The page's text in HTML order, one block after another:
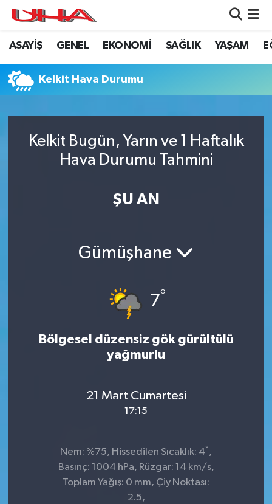
ASAYİŞ GENEL EKONOMİ SAĞLIK YAŞAM
Kelkit Hava Durumu
Kelkit Bugün, Yarın ve 1 Haftalık
Hava Durumu Tahmini
ŞU AN
Gümüşhane
7°
Bölgesel düzensiz gök gürültülü
yağmurlu
21 Mart Cumartesi
17:15
Nem: %75, Hissedilen Sıcaklık: 4° ,
Basınç: 1004 hPa, Rüzgar: 14 km/s,
Toplam Yağış: 0 mm, Çiy Noktası:
2.5,
ASAYİŞ
GÜNDEM
YAŞAM
HABERDE İNSAN
KÜLTÜR-SANAT
Magazin
Nöbetçi Eczaneler
Hava Durumu
Trafik Durumu